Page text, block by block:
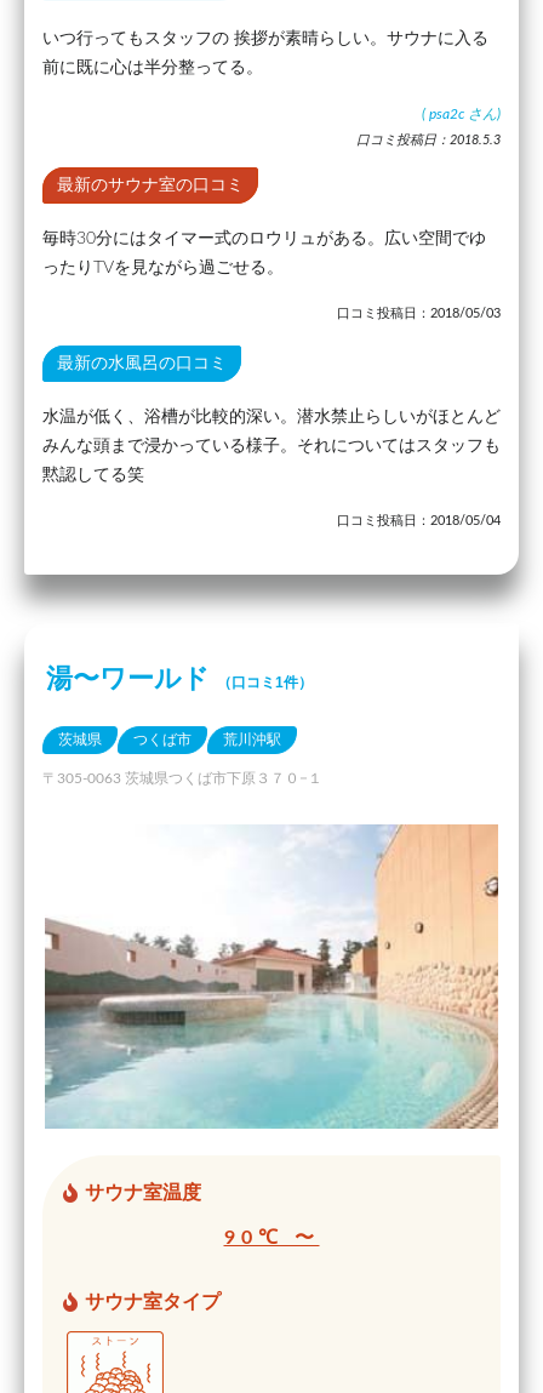
いつ行ってもスタッフの 挨拶が素晴らしい。サウナに入る
前に既に心は半分整ってる。
( psa2c さん)
口コミ投稿日：2018.5.3
最新のサウナ室の口コミ
毎時30分にはタイマー式のロウリュがある。広い空間でゆ
ったりTVを見ながら過ごせる。
口コミ投稿日：2018/05/03
最新の水風呂の口コミ
水温が低く、浴槽が比較的深い。潜水禁止らしいがほとんど
みんな頭まで浸かっている様子。それについてはスタッフも
黙認してる笑
口コミ投稿日：2018/05/04
湯〜ワールド （口コミ1件）
茨城県 つくば市 荒川沖駅
〒305-0063 茨城県つくば市下原３７０−１
サウナ室温度
90℃ 〜
サウナ室タイプ